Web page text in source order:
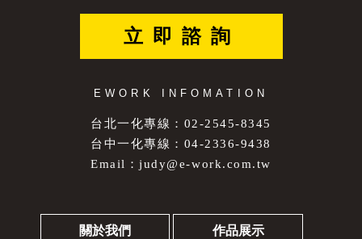
立即諮詢
EWORK INFOMATION
台北一化專線：02-2545-8345
台中一化專線：04-2336-9438
Email：judy@e-work.com.tw
關於我們 作品展示